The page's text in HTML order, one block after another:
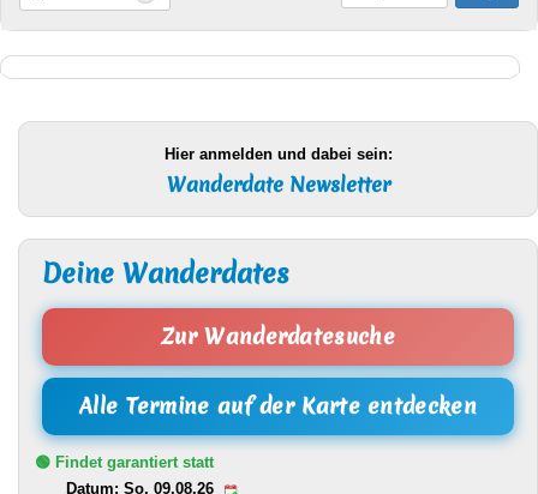
Hier anmelden und dabei sein:
Wanderdate Newsletter
Deine Wanderdates
Zur Wanderdatesuche
Alle Termine auf der Karte entdecken
🟢 Findet garantiert statt
Datum: So, 09.08.26